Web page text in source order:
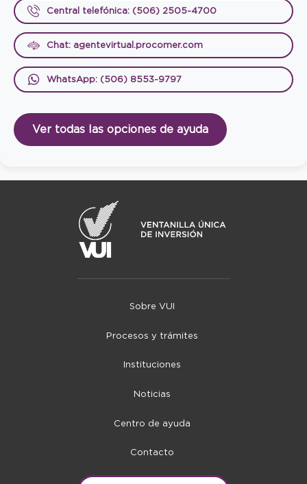
Central telefónica: (506) 2505-4700
Chat: agentevirtual.procomer.com
WhatsApp: (506) 8553-9797
Ver todas las opciones de ayuda
Sobre VUI
Procesos y trámites
Instituciones
Noticias
Centro de ayuda
Contacto